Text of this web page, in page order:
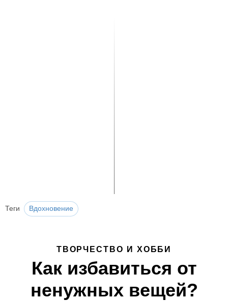
Теги Вдохновение
ТВОРЧЕСТВО И ХОББИ
Как избавиться от
ненужных вещей?